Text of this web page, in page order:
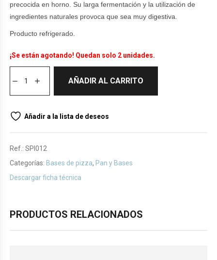
precocida en horno. Su larga fermentación y la utilización de
ingredientes naturales provoca que sea muy digestiva.
Producto refrigerado.
¡Se están agotando! Quedan solo 2 unidades.
AÑADIR AL CARRITO
Añadir a la lista de deseos
Ref.: SPI012
Categorías: Bases de pizza, Pan y Bases
Descargar ficha técnica
PRODUCTOS RELACIONADOS